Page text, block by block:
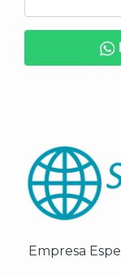
Empresa